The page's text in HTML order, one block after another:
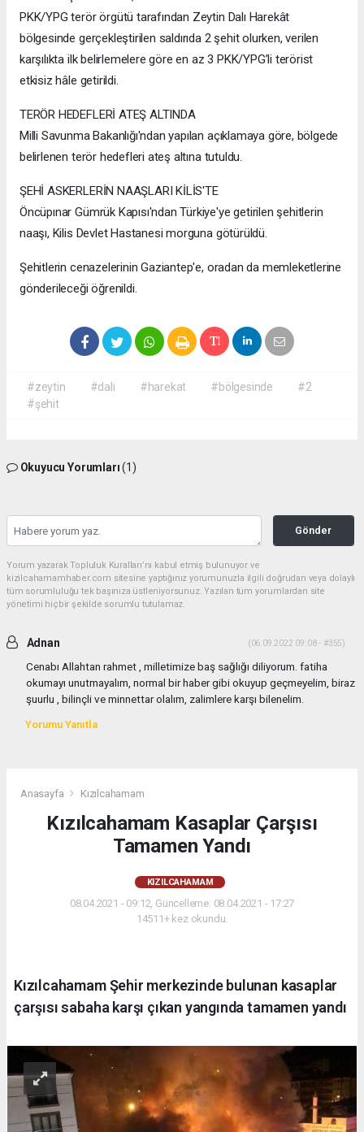
PKK/YPG terör örgütü tarafından Zeytin Dalı Harekât
bölgesinde gerçekleştirilen saldırıda 2 şehit olurken, verilen
karşılıkta ilk belirlemelere göre en az 3 PKK/YPG’li terörist
etkisiz hâle getirildi.
TERÖR HEDEFLERİ ATEŞ ALTINDA
Milli Savunma Bakanlığı'ndan yapılan açıklamaya göre, bölgede
belirlenen terör hedefleri ateş altına tutuldu.
ŞEHİ ASKERLERİN NAAŞLARI KİLİS'TE
Öncüpınar Gümrük Kapısı'ndan Türkiye'ye getirilen şehitlerin
naaşı, Kilis Devlet Hastanesi morguna götürüldü.
Şehitlerin cenazelerinin Gaziantep'e, oradan da memleketlerine
gönderileceği öğrenildi.
#zeytin #dalı #harekat #bölgesinde
#2
#şehit
Okuyucu Yorumları(1)
Gönder
Yorum yazarak Topluluk Kuralları’nı kabul etmiş bulunuyor ve
kizilcahamamhaber.com sitesine yaptığınız yorumunuzla ilgili doğrudan veya dolaylı
tüm sorumluluğu tek başınıza üstleniyorsunuz. Yazılan tüm yorumlardan site
yönetimi hiçbir şekilde sorumlu tutulamaz.
Adnan (06.09.2022 09:08 - #355)
Cenabı Allahtan rahmet , milletimize baş sağlığı diliyorum. fatiha
okumayı unutmayalım, normal bir haber gibi okuyup geçmeyelim, biraz
şuurlu , bilinçli ve minnettar olalım, zalimlere karşı bilenelim.
Yorumu Yanıtla
Anasayfa Kızılcahamam
Kızılcahamam Kasaplar Çarşısı
Tamamen Yandı
KIZILCAHAMAM
08.04.2021 - 09:12, Güncelleme: 08.04.2021 - 17:27
14511+ kez okundu.
Kızılcahamam Şehir merkezinde bulunan kasaplar
çarşısı sabaha karşı çıkan yangında tamamen yandı